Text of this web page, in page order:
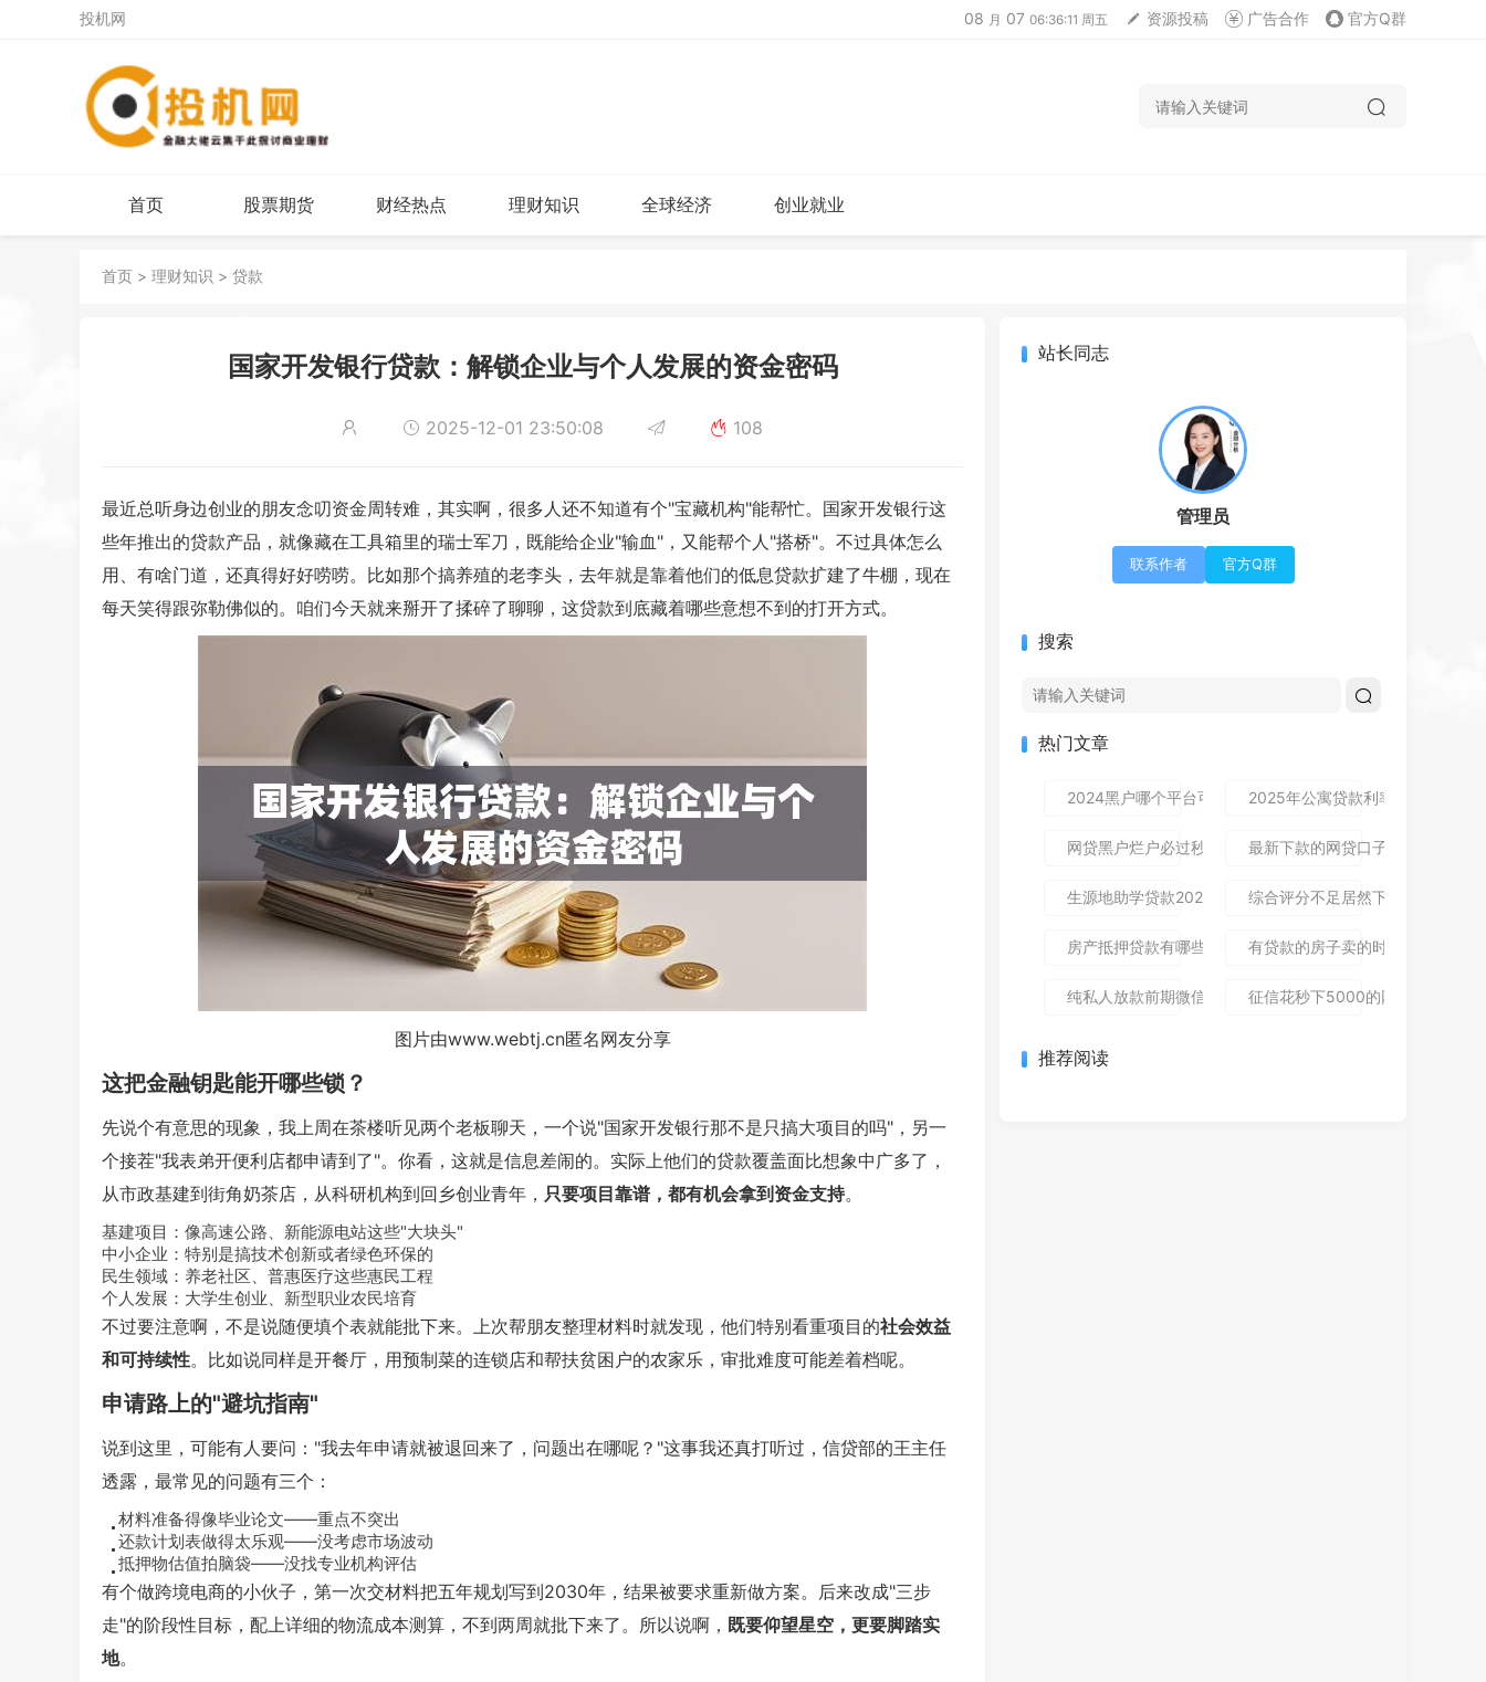
投机网 08 月 07 06:36:11 周五 资源投稿 广告合作 官方Q群
首页 股票期货 财经热点 理财知识 全球经济 创业就业
首页 > 理财知识 > 贷款
国家开发银行贷款：解锁企业与个人发展的资金密码
2025-12-01 23:50:08 108
最近总听身边创业的朋友念叨资金周转难，其实啊，很多人还不知道有个"宝藏机构"能帮忙。国家开发银行这
些年推出的贷款产品，就像藏在工具箱里的瑞士军刀，既能给企业"输血"，又能帮个人"搭桥"。不过具体怎么
用、有啥门道，还真得好好唠唠。比如那个搞养殖的老李头，去年就是靠着他们的低息贷款扩建了牛棚，现在
每天笑得跟弥勒佛似的。咱们今天就来掰开了揉碎了聊聊，这贷款到底藏着哪些意想不到的打开方式。
图片由www.webtj.cn匿名网友分享
这把金融钥匙能开哪些锁？
先说个有意思的现象，我上周在茶楼听见两个老板聊天，一个说"国家开发银行那不是只搞大项目的吗"，另一
个接茬"我表弟开便利店都申请到了"。你看，这就是信息差闹的。实际上他们的贷款覆盖面比想象中广多了，
从市政基建到街角奶茶店，从科研机构到回乡创业青年， 只要项目靠谱，都有机会拿到资金支持。
基建项目 ：像高速公路、新能源电站这些"大块头"
中小企业：特别是搞技术创新或者绿色环保的
民生领域：养老社区、普惠医疗这些惠民工程
个人发展：大学生创业、新型职业农民培育
不过要注意啊，不是说随便填个表就能批下来。上次帮朋友整理材料时就发现，他们特别看重项目的社会效益
和可持续性。比如说同样是开餐厅，用预制菜的连锁店和帮扶贫困户的农家乐，审批难度可能差着档呢。
申请路上的"避坑指南"
说到这里，可能有人要问："我去年申请就被退回来了，问题出在哪呢？"这事我还真打听过，信贷部的王主任
透露，最常见的问题有三个：
材料准备得像毕业论文——重点不突出
还款计划表做得太乐观——没考虑市场波动
抵押物估值拍脑袋——没找专业机构评估
有个做跨境电商的小伙子，第一次交材料把五年规划写到2030年，结果被要求重新做方案。后来改成"三步
走"的阶段性目标，配上详细的物流成本测算，不到两周就批下来了。所以说啊， 既要仰望星空，更要脚踏实
地。
站长同志
管理员
联系作者 官方Q群
搜索
热门文章
2024黑户哪个平台可以借到钱,隆重介绍5个免审秒批的分享
2025年公寓贷款利率是多少？别
网贷黑户烂户必过秒下款9月高通过率指南！顺便整理这5个
最新下款的网贷口子论坛,全网收
生源地助学贷款2025年发放时间及到账流程详解
综合评分不足居然下款了,简单汇
房产抵押贷款有哪些风险？一文讲清所有风险点，新手办理
有贷款的房子卖的时候贷款怎么
纯私人放款前期微信私人贷,为您介绍5款包下款的黑户口子
征信花秒下5000的网贷哪个还能
推荐阅读